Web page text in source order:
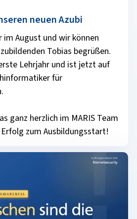
neuen Azubi
im August und wir können
Tobias begrüßen.
Lehrjahr und ist jetzt auf
für
ganz herzlich im MARIS Team
zum Ausbildungsstart!